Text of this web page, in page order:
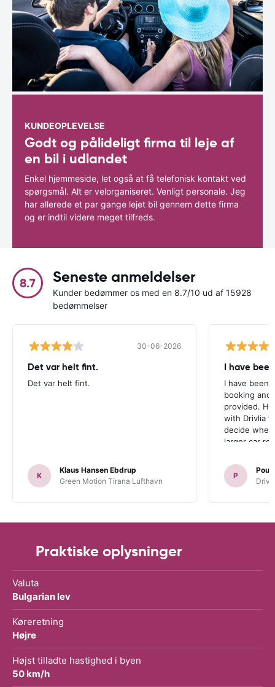
KUNDEOPLEVELSE
Godt og pålideligt firma til leje af
en bil i udlandet
Enkel hjemmeside, let også at få telefonisk kontakt ved
spørgsmål. Alt er velorganiseret. Venligt personale. Jeg
har allerede et par gange lejet bil gennem dette firma
og er indtil videre meget tilfreds.
8.7 Seneste anmeldelser
Kunder bedømmer os med en 8.7/10 ud af 15928
bedømmelser
30-06-2026
Det var helt fint.
Det var helt fint.
K
Klaus Hansen Ebdrup
Green Motion Tirana Lufthavn
I have
I have been
booking and
provided.
with Drivlia
decide
larger car
P
Poul
Praktiske oplysninger
Valuta
Bulgarian lev
Køreretning
Højre
Højst tilladte hastighed i byen
50 km/h